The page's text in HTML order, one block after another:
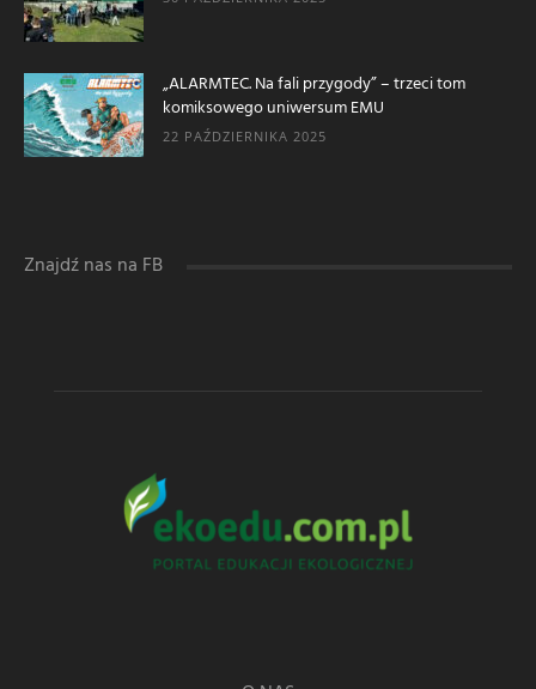
„ALARMTEC. Na fali przygody” – trzeci tom
komiksowego uniwersum EMU
22 PAŹDZIERNIKA 2025
Znajdź nas na FB